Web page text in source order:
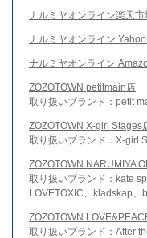
ナルミヤオンライン楽天市
ナルミヤオンライン
ナルミヤオンライン
ZOZOTOWN petitmain店
取り扱いブランド：petit
ZOZOTOWN X-girl Stages
取り扱いブランド：X-girl
ZOZOTOWN NARUMIYA
取り扱いブランド：kate
LOVETOXIC、kladskap
ZOZOTOWN
取り扱いブランド：After